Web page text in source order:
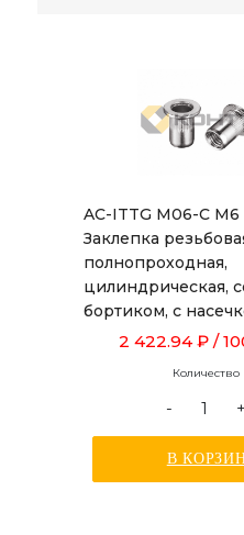
AC-ITTG M06-C M6
Заклепка
полнопроходная,
цилиндрическая,
бортиком, с
толщиной от 0,5
2 422.94 ₽ /
Количество
- +
В